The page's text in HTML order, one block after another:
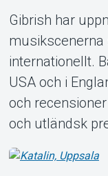
Gibrish har
internationellt.
USA och i
och
och utländsk